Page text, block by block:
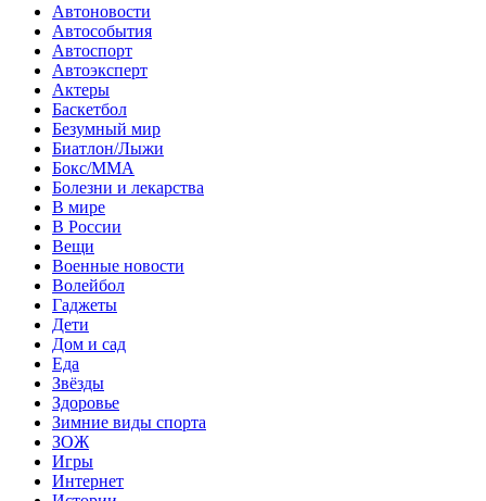
Автоновости
Автособытия
Автоспорт
Автоэксперт
Актеры
Баскетбол
Безумный мир
Биатлон/Лыжи
Бокс/MMA
Болезни и лекарства
В мире
В России
Вещи
Военные новости
Волейбол
Гаджеты
Дети
Дом и сад
Еда
Звёзды
Здоровье
Зимние виды спорта
ЗОЖ
Игры
Интернет